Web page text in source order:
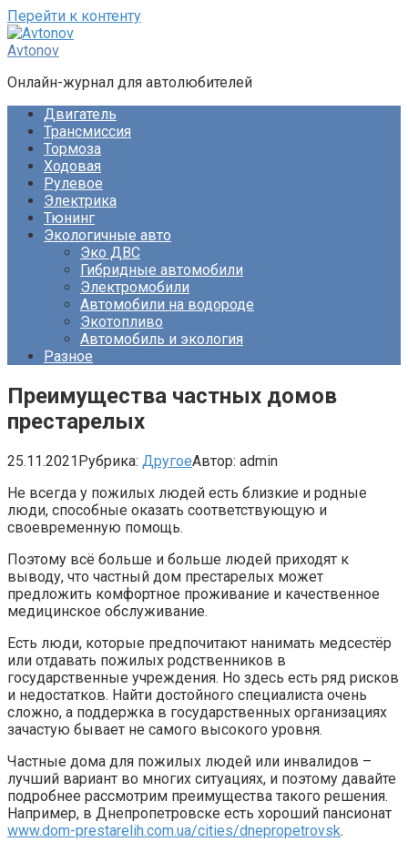
Перейти к контенту
Avtonov
Онлайн-журнал для автолюбителей
Двигатель
Трансмиссия
Тормоза
Ходовая
Рулевое
Электрика
Тюнинг
Экологичные авто
Эко ДВС
Гибридные автомобили
Электромобили
Автомобили на водороде
Экотопливо
Автомобиль и экология
Разное
Преимущества частных домов
престарелых
25.11.2021Рубрика: ДругоеАвтор: admin
Не всегда у пожилых людей есть близкие и родные
люди, способные оказать соответствующую и
своевременную помощь.
Поэтому всё больше и больше людей приходят к
выводу, что частный дом престарелых может
предложить комфортное проживание и качественное
медицинское обслуживание.
Есть люди, которые предпочитают нанимать медсестёр
или отдавать пожилых родственников в
государственные учреждения. Но здесь есть ряд рисков
и недостатков. Найти достойного специалиста очень
сложно, а поддержка в государственных организациях
зачастую бывает не самого высокого уровня.
Частные дома для пожилых людей или инвалидов –
лучший вариант во многих ситуациях, и поэтому давайте
подробнее рассмотрим преимущества такого решения.
Например, в Днепропетровске есть хороший пансионат
www.dom-prestarelih.com.ua/cities/dnepropetrovsk.